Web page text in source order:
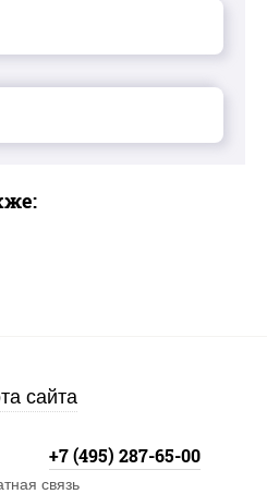
сайта
+7 (495) 287-65-00
связь